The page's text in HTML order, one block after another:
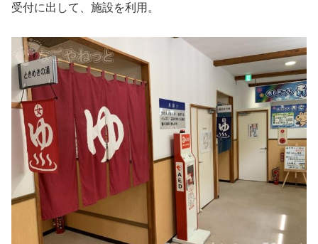
受付に出して、施設を利用。